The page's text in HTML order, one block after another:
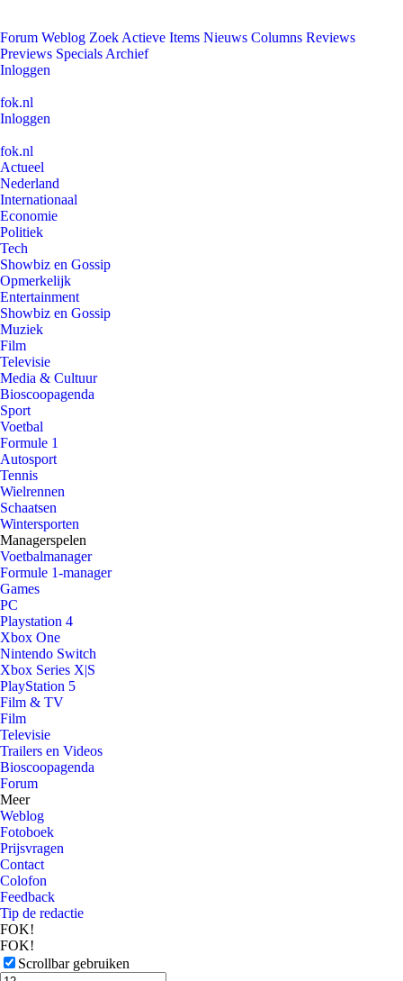
Forum Weblog Zoek Actieve Items Nieuws Columns Reviews
Previews Specials Archief
Inloggen
fok.nl
Inloggen
fok.nl
Actueel
Nederland
Internationaal
Economie
Politiek
Tech
Showbiz en Gossip
Opmerkelijk
Entertainment
Showbiz en Gossip
Muziek
Film
Televisie
Media & Cultuur
Bioscoopagenda
Sport
Voetbal
Formule 1
Autosport
Tennis
Wielrennen
Schaatsen
Wintersporten
Managerspelen
Voetbalmanager
Formule 1-manager
Games
PC
Playstation 4
Xbox One
Nintendo Switch
Xbox Series X|S
PlayStation 5
Film & TV
Film
Televisie
Trailers en Videos
Bioscoopagenda
Forum
Meer
Weblog
Fotoboek
Prijsvragen
Contact
Colofon
Feedback
Tip de redactie
FOK!
FOK!
Scrollbar gebruiken